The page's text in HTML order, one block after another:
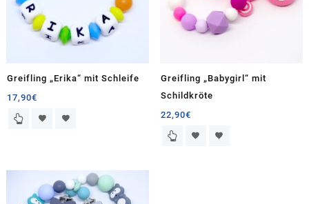
Greifling „Erika“ mit Schleife
17,90€
Greifling „Babygirl“ mit
Schildkröte
22,90€